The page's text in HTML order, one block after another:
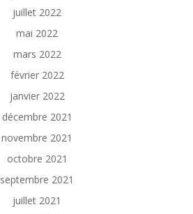
juillet 2022
mai 2022
mars 2022
février 2022
janvier 2022
décembre 2021
novembre 2021
octobre 2021
septembre 2021
juillet 2021